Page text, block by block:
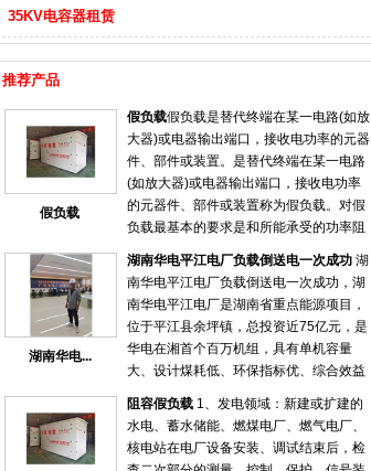
35KV电容器租赁
推荐产品
假负载
假负载假负载是替代终端在某一电路(如放
大器)或电器输出端口，接收电功率的元器
件、部件或装置。是替代终端在某一电路
(如放大器)或电器输出端口，接收电功率
的元器件、部件或装置称为假负载。对假
负载最基本的要求是和所能承受的功率阻
抗匹配。通常在调试或检测机器性能时临
时使用的非正式的负载。假负载可以分为
电阻负载，电感负载，容性负载等。高频
发射电路的假负载主要是频率允许，阻抗
要匹配，并能承受发射的功率
湖南华电...
湖南华电平江电厂负载倒送电一次成功 湖
南华电平江电厂负载倒送电一次成功，湖
南华电平江电厂是湖南省重点能源项目，
位于平江县余坪镇，总投资近75亿元，是
华电在湘首个百万机组，具有单机容量
大、设计煤耗低、环保指标优、综合效益
好等特点，经济、技术、环保各项指标处
于国内领先水平。 6月22日晚，湖南华电
平江电厂集控室内仍是一派忙碌，专业技
术人员正在紧张地调试设备。21点39分，
阻容假负载 1、发电领域：新建或扩建的
水电、蓄水储能、燃煤电厂、燃气电厂、
核电站在电厂设备安装、调试结束后，检